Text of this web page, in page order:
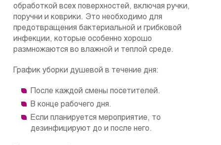
обработкой всех поверхностей, включая ручки,
поручни и коврики. Это необходимо для
предотвращения бактериальной и грибковой
инфекции, которые особенно хорошо
размножаются во влажной и теплой среде.
График уборки душевой в течение дня:
После каждой смены посетителей.
В конце рабочего дня.
Если планируется мероприятие, то
дезинфицируют до и после него.